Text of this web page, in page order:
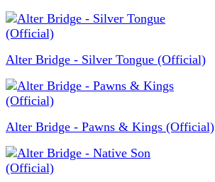
Alter Bridge - Silver Tongue (Official)
Alter Bridge - Pawns & Kings (Official)